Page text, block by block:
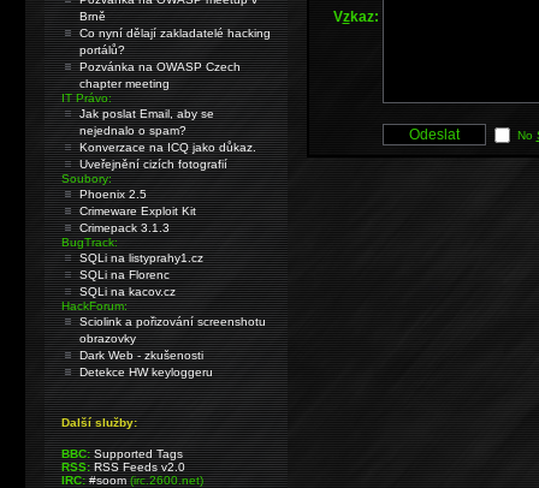
Vzkaz:
No
Brně
Co nyní dělají zakladatelé hacking
portálů?
Pozvánka na OWASP Czech
chapter meeting
IT Právo:
Jak poslat Email, aby se
nejednalo o spam?
Konverzace na ICQ jako důkaz.
Uveřejnění cizích fotografií
Soubory:
Phoenix 2.5
Crimeware Exploit Kit
Crimepack 3.1.3
BugTrack:
SQLi na listyprahy1.cz
SQLi na Florenc
SQLi na kacov.cz
HackForum:
Sciolink a pořizování screenshotu
obrazovky
Dark Web - zkušenosti
Detekce HW keyloggeru
Další služby:
BBC: Supported Tags
RSS: RSS Feeds v2.0
IRC: #soom(irc.2600.net)